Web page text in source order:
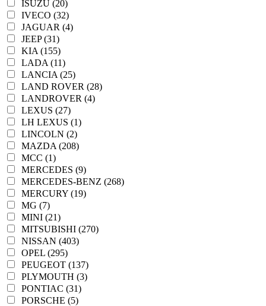
ISUZU (20)
IVECO (32)
JAGUAR (4)
JEEP (31)
KIA (155)
LADA (11)
LANCIA (25)
LAND ROVER (28)
LANDROVER (4)
LEXUS (27)
LH LEXUS (1)
LINCOLN (2)
MAZDA (208)
MCC (1)
MERCEDES (9)
MERCEDES-BENZ (268)
MERCURY (19)
MG (7)
MINI (21)
MITSUBISHI (270)
NISSAN (403)
OPEL (295)
PEUGEOT (137)
PLYMOUTH (3)
PONTIAC (31)
PORSCHE (5)